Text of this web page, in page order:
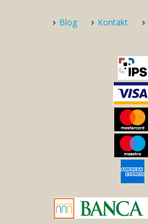
Blog Kontakt